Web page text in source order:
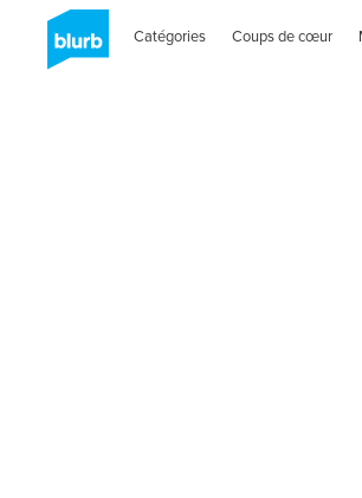
Catégories Coups de cœur